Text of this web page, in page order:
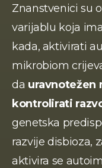
Znanstvenici su
varijablu koja
kada, aktivirati
mikrobiom
da uravnotežen
kontrolirati
genetska
razvije disbioza,
aktivira se